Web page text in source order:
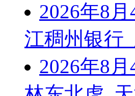
2026年8
江稠州银
2026年8